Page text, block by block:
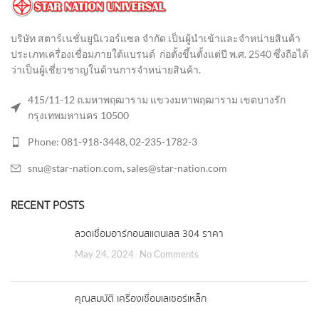
บริษัท สตาร์เนชั่นยูนิเวอร์แซล จำกัด เป็นผู้นำเข้าและจำหน่ายสินค้า
ประเภทเครื่องเชื่อมภายใต้แบรนด์ ก่อตั้งขึ้นตั้งแต่ปี พ.ศ. 2540 ซึ่งถือได้
ว่าเป็นผู้เชี่ยวชาญในด้านการจำหน่ายสินค้า.
415/11-12 ถ.มหาพฤฒาราม แขวงมหาพฤฒาราม เขตบางรัก
กรุงเทพมหานคร 10500
Phone: 081-918-3448, 02-235-1782-3
snu@star-nation.com, sales@star-nation.com
RECENT POSTS
ลวดเชื่อมอาร์กอนสแตนเลส 304 ราคา
May 24, 2024 No Comments
คุณสมบัติ เครื่องเชื่อมเลเซอร์เหล็ก